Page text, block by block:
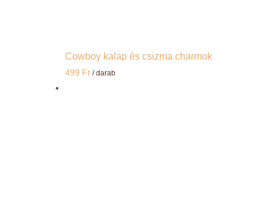
Cowboy kalap és csizma charmok
499 Ft / darab